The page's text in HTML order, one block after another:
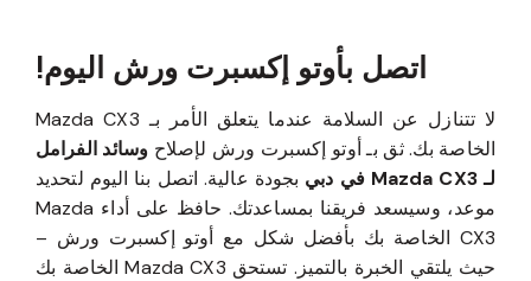
اتصل بأوتو إكسبرت ورش اليوم!
لا تتنازل عن السلامة عندما يتعلق الأمر بـ Mazda CX3
الخاصة بك. ثق بـ أوتو إكسبرت ورش لإصلاحوسائد الفرامل
لـ Mazda CX3 في دبي
بجودة عالية. اتصل بنا اليوم لتحديد
موعد، وسيسعد فريقنا بمساعدتك. حافظ على أداء Mazda
CX3 الخاصة بك بأفضل شكل مع أوتو إكسبرت ورش –
حيث يلتقي الخبرة بالتميز. تستحق Mazda CX3 الخاصة بك